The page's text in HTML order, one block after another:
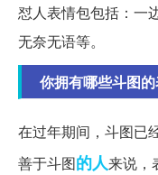
怼人表情包包括：一
无奈无语等。
你拥有哪些斗图
在过年期间，斗图已
善于斗图的人来说，